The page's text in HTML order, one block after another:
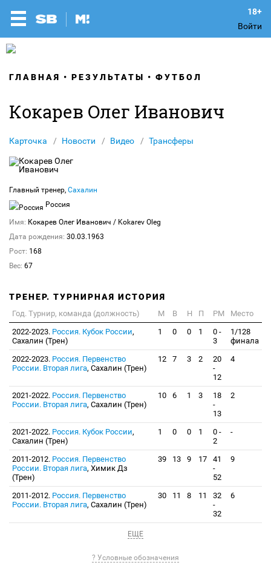
Войти
ГЛАВНАЯ РЕЗУЛЬТАТЫ ФУТБОЛ
Кокарев Олег Иванович
Карточка Новости Видео Трансферы
Главный тренер, Сахалин
Россия
Имя: Кокарев Олег Иванович / Kokarev Oleg
Дата рождения: 30.03.1963
Рост: 168
Вес: 67
ТРЕНЕР. ТУРНИРНАЯ ИСТОРИЯ
Год. Турнир, команда (должность) М В Н П РМ
Место
2022-2023. Россия. Кубок России,
Сахалин (Трен)
1 0 0 1
0 -
3
1/128
финала
2022-2023. Россия. Первенство
России. Вторая лига, Сахалин (Трен)
12 7 3 2
20
-
12
4
2021-2022. Россия. Первенство
России. Вторая лига, Сахалин (Трен)
10 6 1 3
18
-
13
2
2021-2022. Россия. Кубок России,
Сахалин (Трен)
1 0 0 1
0 -
2
-
2011-2012. Россия. Первенство
России. Вторая лига, Химик Дз
(Трен)
39 13 9 17
41
-
52
9
2011-2012. Россия. Первенство
России. Вторая лига, Сахалин (Трен)
30 11 8 11
32
-
32
6
ЕЩЕ
? Условные обозначения